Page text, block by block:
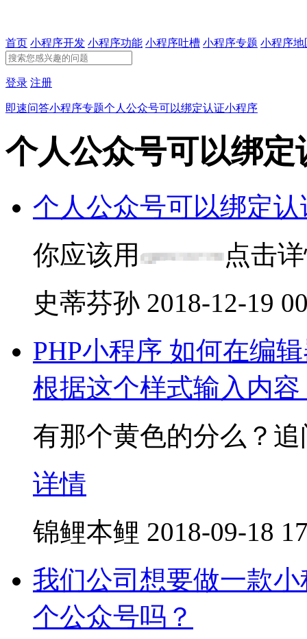
首页 小程序开发 小程序功能 小程序吐槽 小程序专题 小程序地
登录 注册
即速问答小程序专题个人公众号可以绑定认证小程序
个人公众号可以绑定
个人公众号可以绑定
你应该用
点击
史蒂芬孙 2018-12-19
PHP小程序 如何在编
根据这个样式输入内容
有那个黄色的分么？追
详情
锦鲤本鲤 2018-09-18
我们公司想要做一款
个公众号吗？